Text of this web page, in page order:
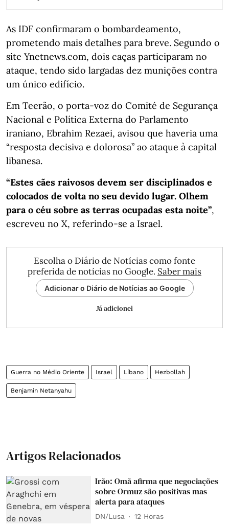
As IDF confirmaram o bombardeamento,
prometendo mais detalhes para breve. Segundo o
site Ynetnews.com, dois caças participaram no
ataque, tendo sido largadas dez munições contra
um único edifício.
Em Teerão, o porta-voz do Comité de Segurança
Nacional e Política Externa do Parlamento
iraniano, Ebrahim Rezaei, avisou que haveria uma
“resposta decisiva e dolorosa” ao ataque à capital
libanesa.
“Estes cães raivosos devem ser disciplinados e
colocados de volta no seu devido lugar. Olhem
para o céu sobre as terras ocupadas esta noite”,
escreveu no X, referindo-se a Israel.
Escolha o Diário de Notícias como fonte
preferida de notícias no Google. Saber mais
Adicionar o Diário de Notícias ao Google
Já adicionei
Guerra no Médio Oriente Israel Líbano Hezbollah
Benjamin Netanyahu
Artigos Relacionados
Irão: Omã afirma que negociações
sobre Ormuz são positivas mas
alerta para ataques
DN/Lusa 12 Horas